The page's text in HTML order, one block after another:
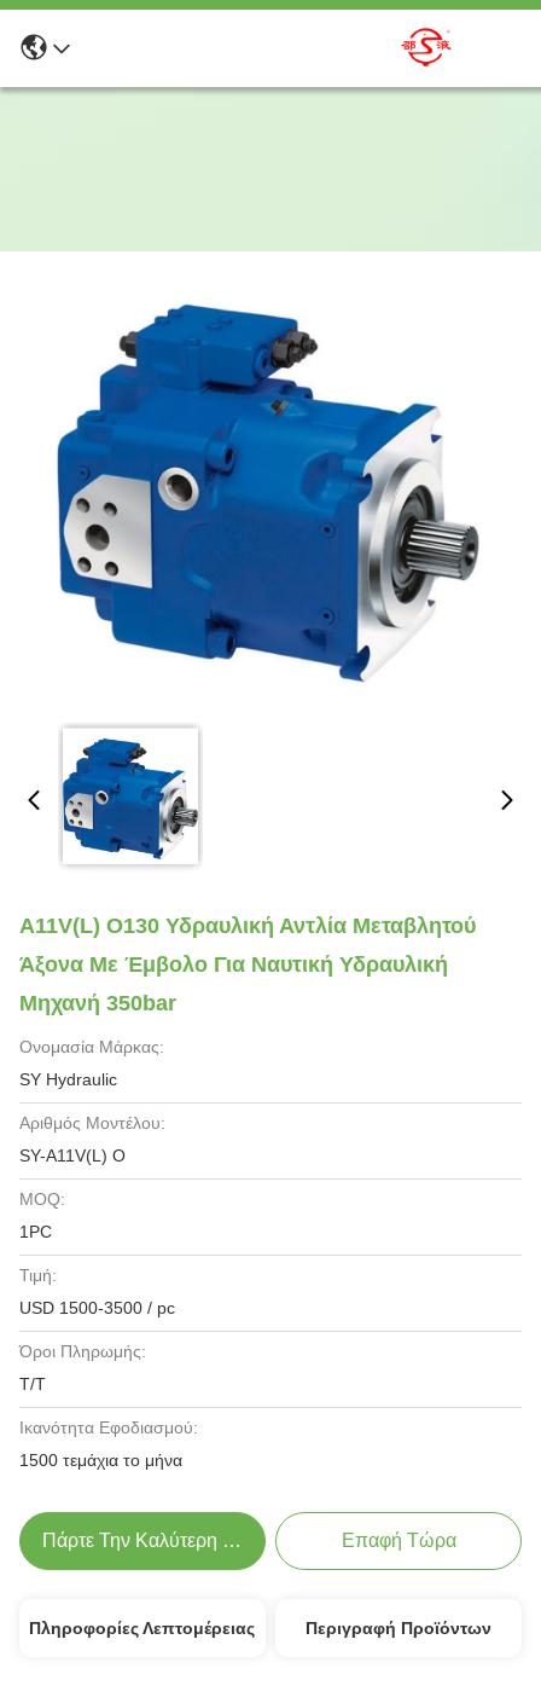
A11V(L) O130 Υδραυλική Αντλία Μεταβλητού
Άξονα Με Έμβολο Για Ναυτική Υδραυλική
Μηχανή 350bar
Ονομασία Μάρκας:
SY Hydraulic
Αριθμός Μοντέλου:
SY-A11V(L) O
MOQ:
1PC
Τιμή:
USD 1500-3500 / pc
Όροι Πληρωμής:
Τ/Τ
Ικανότητα Εφοδιασμού:
1500 τεμάχια το μήνα
Πάρτε Την Καλύτερη Τιμή Επαφή Τώρα
Πληροφορίες Λεπτομέρειας Περιγραφή Προϊόντων